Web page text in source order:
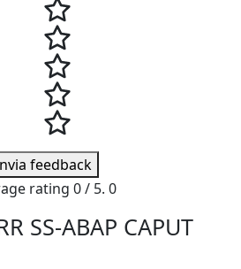
feedback
rating 0/ 5. 0
SS-ABAP CAPUT